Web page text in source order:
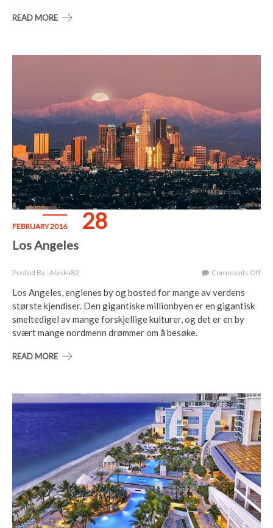
READ MORE
FEBRUARY 2016 28
Los Angeles
Posted By : Alaska82 Comments OffOn
Los Angeles, englenes by og bosted for mange av verdens
største kjendiser. Den gigantiske millionbyen er en gigantisk
smeltedigel av mange forskjellige kulturer, og det er en by
svært mange nordmenn drømmer om å besøke.
READ MORE